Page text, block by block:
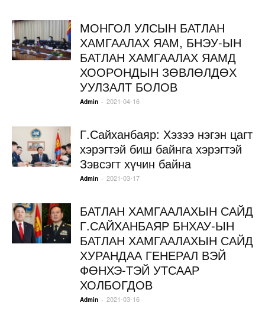
МОНГОЛ УЛСЫН БАТЛАН
ХАМГААЛАХ ЯАМ, БНЭУ-ЫН
БАТЛАН ХАМГААЛАХ ЯАМД
ХООРОНДЫН ЗӨВЛӨЛДӨХ
УУЛЗАЛТ БОЛОВ
Admin - 2021-04-16
Г.Сайханбаяр: Хэзээ нэгэн цагт
хэрэгтэй биш байнга хэрэгтэй
Зэвсэгт хүчин байна
Admin - 2021-03-17
БАТЛАН ХАМГААЛАХЫН САЙД
Г.САЙХАНБАЯР БНХАУ-ЫН
БАТЛАН ХАМГААЛАХЫН САЙД
ХУРАНДАА ГЕНЕРАЛ ВЭЙ
ФӨНХЭ-ТЭЙ УТСААР
ХОЛБОГДОВ
Admin - 2021-03-16